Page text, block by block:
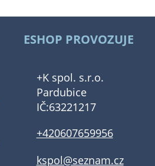
ESHOP PROVOZUJE
+K spol. s.r.o.
Pardubice
IČ:63221217
+420607659956
kspol@seznam.cz